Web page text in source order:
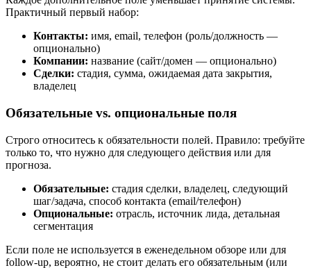
Практичный первый набор:
Контакты: имя, email, телефон (роль/должность —
опционально)
Компании: название (сайт/домен — опционально)
Сделки: стадия, сумма, ожидаемая дата закрытия,
владелец
Обязательные vs. опциональные поля
Строго относитесь к обязательности полей. Правило: требуйте
только то, что нужно для следующего действия или для
прогноза.
Обязательные: стадия сделки, владелец, следующий
шаг/задача, способ контакта (email/телефон)
Опциональные: отрасль, источник лида, детальная
сегментация
Если поле не используется в еженедельном обзоре или для
follow-up, вероятно, не стоит делать его обязательным (или